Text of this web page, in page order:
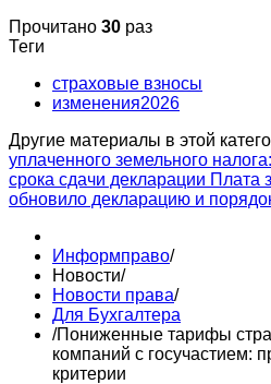
Прочитано 30 раз
Теги
страховые взносы
изменения2026
Другие материалы в этой
уплаченного земельного
срока сдачи декларации Плата
обновило декларацию и
Информправо/
Новости/
Новости права/
Для Бухгалтера
/Пониженные тарифы
компаний с госучастием:
критерии